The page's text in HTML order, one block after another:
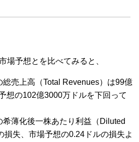
場予想とを比べてみると、
売上高（Total Revenues）は99億
想の102億3000万ドルを下回って
薄化後一株あたり利益（Diluted
損失、市場予想の0.24ドルの損失よ